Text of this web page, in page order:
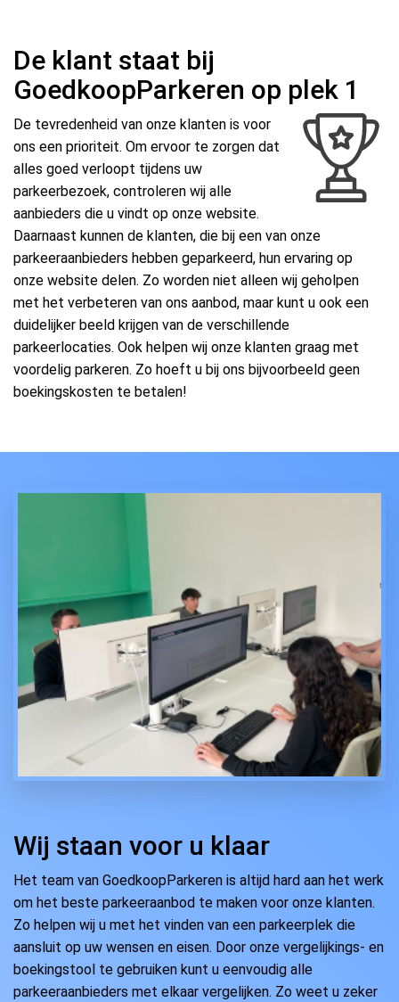
De klant staat bij
GoedkoopParkeren op plek 1
De tevredenheid van onze klanten is voor
ons een prioriteit. Om ervoor te zorgen dat
alles goed verloopt tijdens uw
parkeerbezoek, controleren wij alle
aanbieders die u vindt op onze website.
Daarnaast kunnen de klanten, die bij een van onze
parkeeraanbieders hebben geparkeerd, hun ervaring op
onze website delen. Zo worden niet alleen wij geholpen
met het verbeteren van ons aanbod, maar kunt u ook een
duidelijker beeld krijgen van de verschillende
parkeerlocaties. Ook helpen wij onze klanten graag met
voordelig parkeren. Zo hoeft u bij ons bijvoorbeeld geen
boekingskosten te betalen!
Wij staan voor u klaar
Het team van GoedkoopParkeren is altijd hard aan het werk
om het beste parkeeraanbod te maken voor onze klanten.
Zo helpen wij u met het vinden van een parkeerplek die
aansluit op uw wensen en eisen. Door onze vergelijkings- en
boekingstool te gebruiken kunt u eenvoudig alle
parkeeraanbieders met elkaar vergelijken. Zo weet u zeker